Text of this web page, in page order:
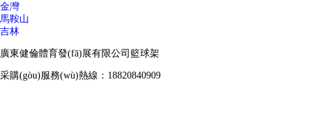
金灣
馬鞍山
吉林
廣東健倫體育發(fā)展有限公司籃球架
采購(gòu)服務(wù)熱線：18820840909